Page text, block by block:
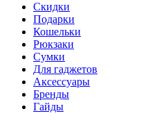
Скидки
Подарки
Кошельки
Рюкзаки
Сумки
Для гаджетов
Аксессуары
Бренды
Гайды